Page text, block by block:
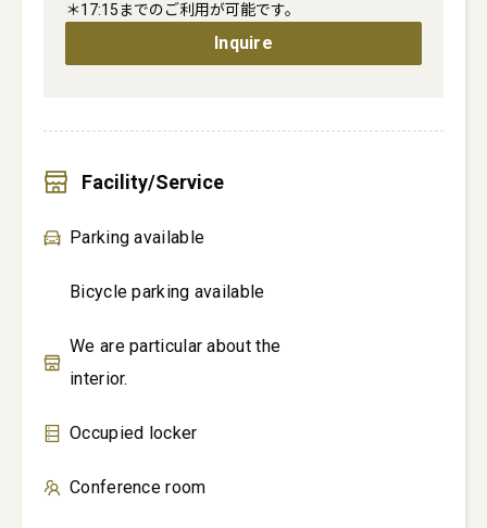
＊17:15までのご利用が可能です。
Inquire
Facility/Service
Parking available
Bicycle parking available
We are particular about the
interior.
Occupied locker
Conference room